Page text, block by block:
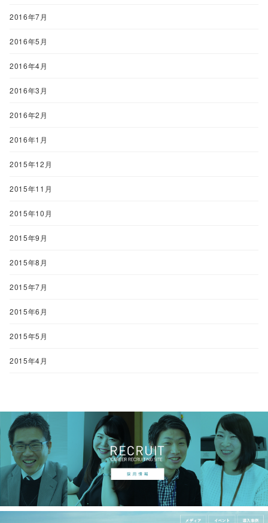
2016年7月
2016年5月
2016年4月
2016年3月
2016年2月
2016年1月
2015年12月
2015年11月
2015年10月
2015年9月
2015年8月
2015年7月
2015年6月
2015年5月
2015年4月
<